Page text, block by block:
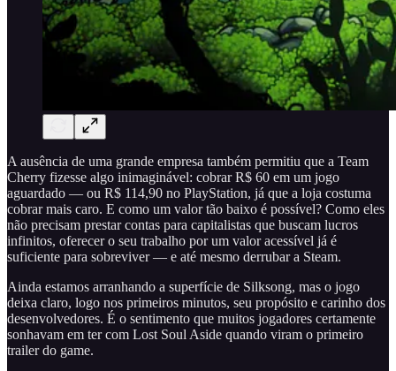
A ausência de uma grande empresa também permitiu que a Team
Cherry fizesse algo inimaginável: cobrar R$ 60 em um jogo
aguardado — ou R$ 114,90 no PlayStation, já que a loja costuma
cobrar mais caro. E como um valor tão baixo é possível? Como eles
não precisam prestar contas para capitalistas que buscam lucros
infinitos, oferecer o seu trabalho por um valor acessível já é
suficiente para sobreviver — e até mesmo derrubar a Steam.
Ainda estamos arranhando a superfície de Silksong, mas o jogo
deixa claro, logo nos primeiros minutos, seu propósito e carinho dos
desenvolvedores. É o sentimento que muitos jogadores certamente
sonhavam em ter com Lost Soul Aside quando viram o primeiro
trailer do game.